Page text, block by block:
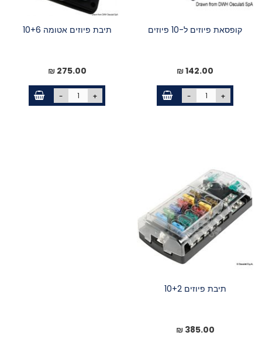
קופסאת פיוזים ל-10 פיוזים
142.00 ₪
- +
תיבת פיוזים אטומה 10+6
275.00 ₪
- +
תיבת פיוזים 10+2
385.00 ₪